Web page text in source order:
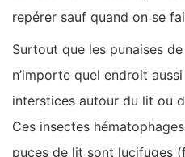
repérer sauf quand on se
Surtout que les punaises
n’importe quel endroit
interstices autour du lit ou
Ces insectes
puces de lit sont lucifuges